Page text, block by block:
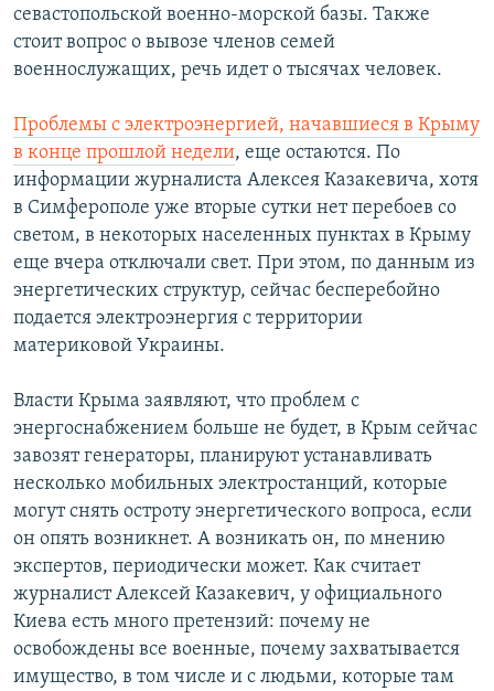
севастопольской военно-морской базы. Также
стоит вопрос о вывозе членов семей
военнослужащих, речь идет о тысячах человек.
Проблемы с электроэнергией, начавшиеся в Крыму
в конце прошлой недели, еще остаются. По
информации журналиста Алексея Казакевича, хотя
в Симферополе уже вторые сутки нет перебоев со
светом, в некоторых населенных пунктах в Крыму
еще вчера отключали свет. При этом, по данным из
энергетических структур, сейчас бесперебойно
подается электроэнергия с территории
материковой Украины.
Власти Крыма заявляют, что проблем с
энергоснабжением больше не будет, в Крым сейчас
завозят генераторы, планируют устанавливать
несколько мобильных электростанций, которые
могут снять остроту энергетического вопроса, если
он опять возникнет. А возникать он, по мнению
экспертов, периодически может. Как считает
журналист Алексей Казакевич, у официального
Киева есть много претензий: почему не
освобождены все военные, почему захватывается
имущество, в том числе и с людьми, которые там